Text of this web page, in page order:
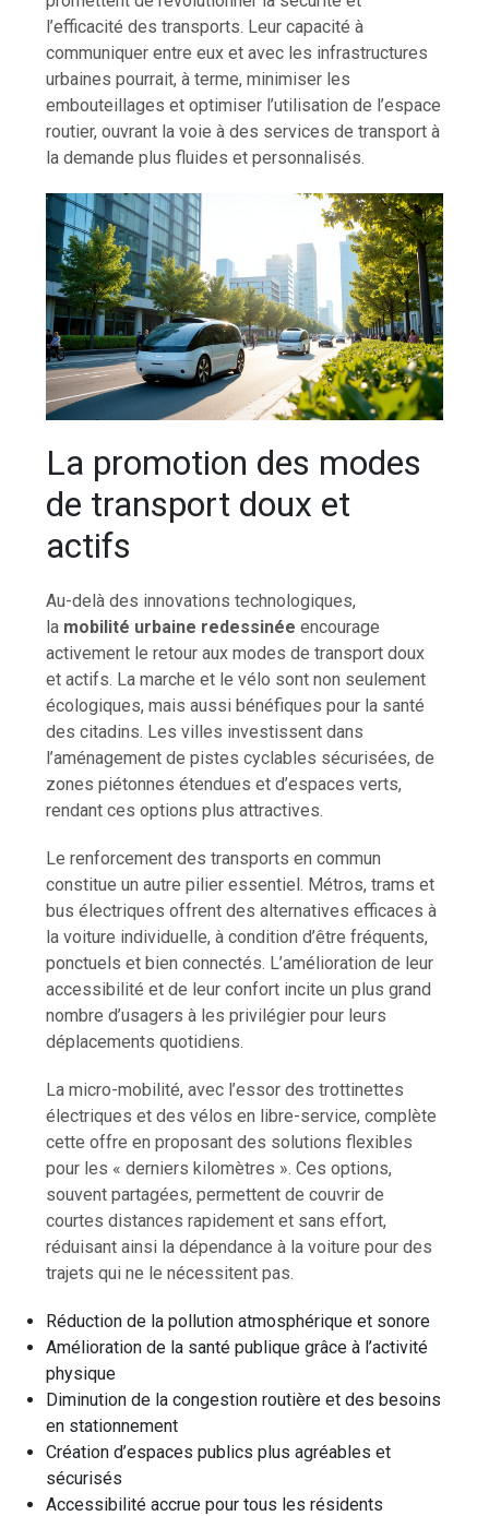
l’efficacité des transports. Leur capacité à
communiquer entre eux et avec les infrastructures
urbaines pourrait, à terme, minimiser les
embouteillages et optimiser l’utilisation de l’espace
routier, ouvrant la voie à des services de transport à
la demande plus fluides et personnalisés.
La promotion des modes
de transport doux et
actifs
Au-delà des innovations technologiques,
la mobilité urbaine redessinée encourage
activement le retour aux modes de transport doux
et actifs. La marche et le vélo sont non seulement
écologiques, mais aussi bénéfiques pour la santé
des citadins. Les villes investissent dans
l’aménagement de pistes cyclables sécurisées, de
zones piétonnes étendues et d’espaces verts,
rendant ces options plus attractives.
Le renforcement des transports en commun
constitue un autre pilier essentiel. Métros, trams et
bus électriques offrent des alternatives efficaces à
la voiture individuelle, à condition d’être fréquents,
ponctuels et bien connectés. L’amélioration de leur
accessibilité et de leur confort incite un plus grand
nombre d’usagers à les privilégier pour leurs
déplacements quotidiens.
La micro-mobilité, avec l’essor des trottinettes
électriques et des vélos en libre-service, complète
cette offre en proposant des solutions flexibles
pour les « derniers kilomètres ». Ces options,
souvent partagées, permettent de couvrir de
courtes distances rapidement et sans effort,
réduisant ainsi la dépendance à la voiture pour des
trajets qui ne le nécessitent pas.
Réduction de la pollution atmosphérique et sonore
Amélioration de la santé publique grâce à l’activité
physique
Diminution de la congestion routière et des besoins
en stationnement
Création d’espaces publics plus agréables et
sécurisés
Accessibilité accrue pour tous les résidents